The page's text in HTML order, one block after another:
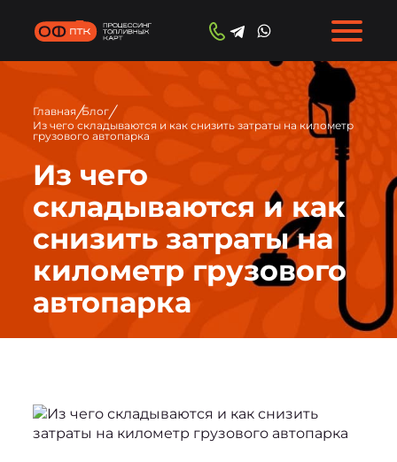
Главная/Блог/
Из чего складываются и как снизить затраты на километр
грузового автопарка
Из чего
складываются и как
снизить затраты на
километр грузового
автопарка